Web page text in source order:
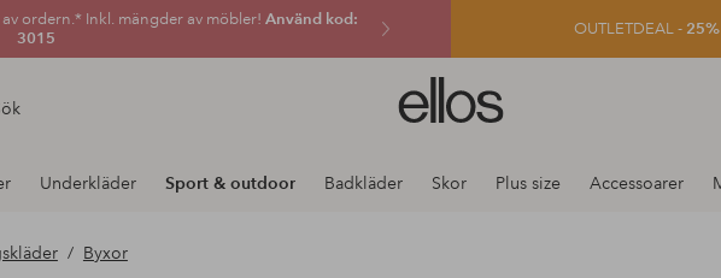
ordern.* Inkl. mängder av möbler! Använd kod:
3015
OUTLETDEAL -
Ellos
logotyp
gå
Underkläder Sport & outdoor Badkläder Skor Plus size Accessoarer
Byxor